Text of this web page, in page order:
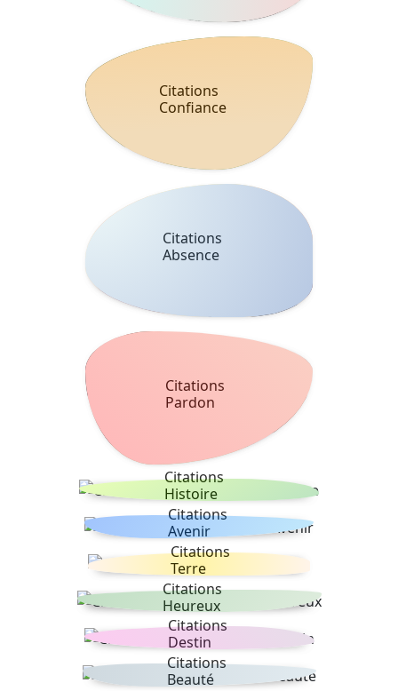
Citations
Confiance
Citations
Absence
Citations
Pardon
Citations
Histoire
Citations
Avenir
Citations
Terre
Citations
Heureux
Citations
Destin
Citations
Beauté